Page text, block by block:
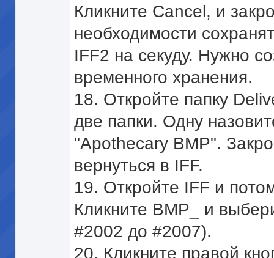
Кликните Cancel, и
необходимости
IFF2 на секуду. Нужно
временного хранения.
18. Откройте папку
две папки. Одну
"Apothecary BMP".
вернуться в IFF.
19. Откройте IFF и
Кликните BMP_ и
#2002 до #2007).
20. Кликните правой